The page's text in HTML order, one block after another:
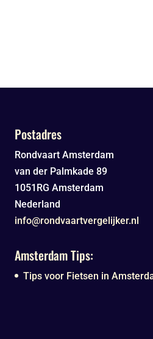
Postadres
Rondvaart Amsterdam
van der Palmkade 89
1051RG Amsterdam
Nederland
info@rondvaartvergelijker.nl
Amsterdam Tips:
Tips voor Fietsen in